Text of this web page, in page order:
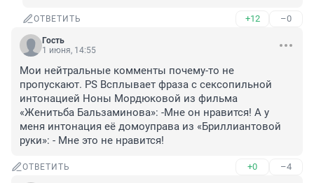
ОТВЕТИТЬ +12 –0
Гость
1 июня, 14:55
Мои нейтральные комменты почему-то не
пропускают. PS Всплывает фраза с сексопильной
интонацией Ноны Мордюковой из фильма
«Женитьба Бальзаминова»: -Мне он нравится! А у
меня интонация её домоуправа из «Бриллиантовой
руки»: - Мне это не нравится!
ОТВЕТИТЬ +0 –4